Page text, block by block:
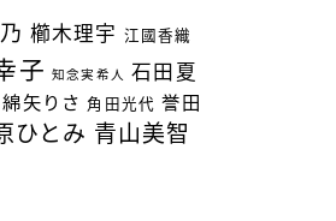
櫛木理宇 江國香織
子 知念実希人
石田夏
綿矢りさ 角田光代 誉田
ひとみ 青山美智